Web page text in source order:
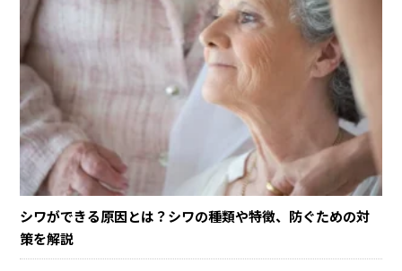
シワができる原因とは？シワの種類や特徴、防ぐための対
策を解説